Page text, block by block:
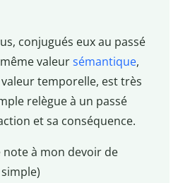
conjugués eux au passé
valeursémantique,
temporelle, est très
relègue à un passé
et sa conséquence.
note à mon devoir de